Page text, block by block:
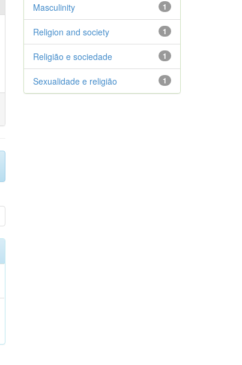
1
Masculinity
1
Religion and society
1
Religião e sociedade
1
Sexualidade e religião